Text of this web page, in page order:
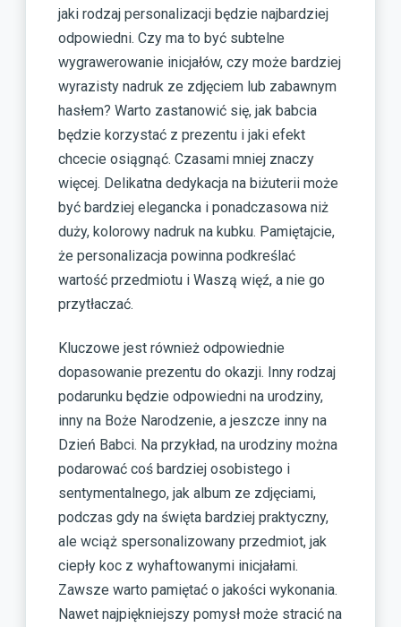
jaki rodzaj personalizacji będzie najbardziej
odpowiedni. Czy ma to być subtelne
wygrawerowanie inicjałów, czy może bardziej
wyrazisty nadruk ze zdjęciem lub zabawnym
hasłem? Warto zastanowić się, jak babcia
będzie korzystać z prezentu i jaki efekt
chcecie osiągnąć. Czasami mniej znaczy
więcej. Delikatna dedykacja na biżuterii może
być bardziej elegancka i ponadczasowa niż
duży, kolorowy nadruk na kubku. Pamiętajcie,
że personalizacja powinna podkreślać
wartość przedmiotu i Waszą więź, a nie go
przytłaczać.
Kluczowe jest również odpowiednie
dopasowanie prezentu do okazji. Inny rodzaj
podarunku będzie odpowiedni na urodziny,
inny na Boże Narodzenie, a jeszcze inny na
Dzień Babci. Na przykład, na urodziny można
podarować coś bardziej osobistego i
sentymentalnego, jak album ze zdjęciami,
podczas gdy na święta bardziej praktyczny,
ale wciąż spersonalizowany przedmiot, jak
ciepły koc z wyhaftowanymi inicjałami.
Zawsze warto pamiętać o jakości wykonania.
Nawet najpiękniejszy pomysł może stracić na